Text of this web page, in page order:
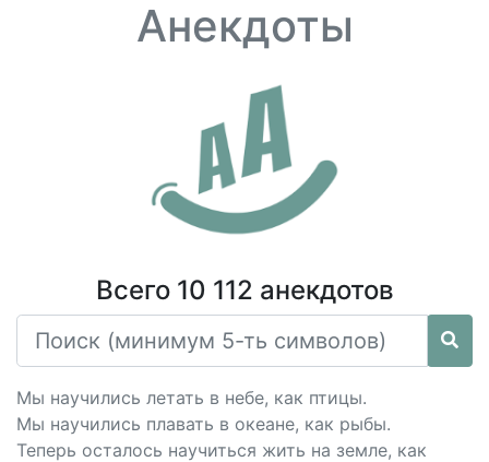
Анекдоты
Всего 10 112 анекдотов
Мы научились летать в небе, как птицы.
Мы научились плавать в океане, как рыбы.
Теперь осталось научиться жить на земле, как